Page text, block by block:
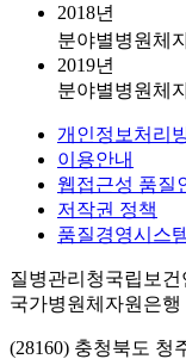
2018년
분야별병원체
2019년
분야별병원체
개인정보처리
이용안내
웹접근성 품질
저작권 정책
품질경영시스
질병관리청국립보건
국가병원체자원은행
(28160) 충청북도 청